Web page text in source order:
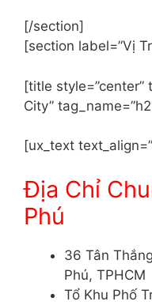
[/section]
[section label=”Vị
[title style=”center”
City”
[ux_text
Địa Chỉ
Phú
36 Tân
Phú, TPHCM
Tổ Khu Phố